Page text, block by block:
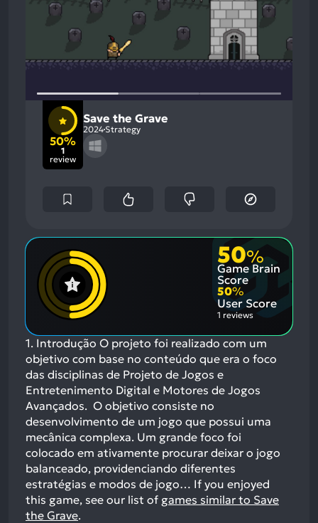
50%
1
review
Save the Grave
2024 Strategy
50%
Game Brain
Score
50%
User Score
1 reviews
1. Introdução O projeto foi realizado com um
objetivo com base no conteúdo que era o foco
das disciplinas de Projeto de Jogos e
Entretenimento Digital e Motores de Jogos
Avançados. O objetivo consiste no
desenvolvimento de um jogo que possui uma
mecânica complexa. Um grande foco foi
colocado em ativamente procurar deixar o jogo
balanceado, providenciando diferentes
estratégias e modos de jogo… If you enjoyed
this game, see our list of games similar to Save
the Grave.